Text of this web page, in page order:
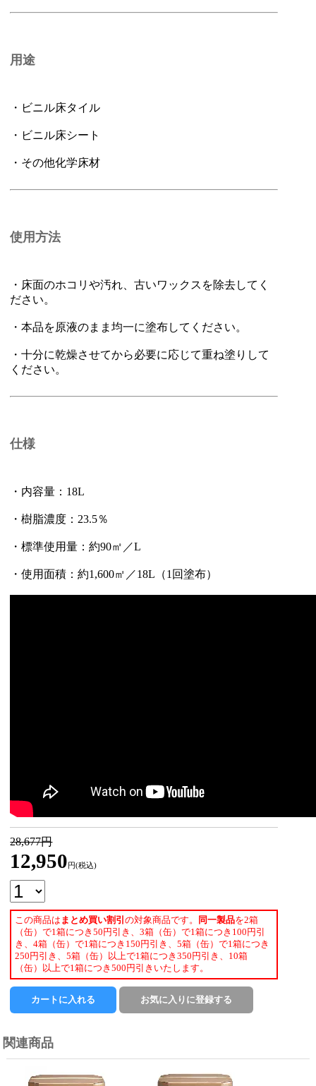
用途
・ビニル床タイル
・ビニル床シート
・その他化学床材
使用方法
・床面のホコリや汚れ、古いワックスを除去してく
ださい。
・本品を原液のまま均一に塗布してください。
・十分に乾燥させてから必要に応じて重ね塗りして
ください。
仕様
・内容量：18L
・樹脂濃度：23.5％
・標準使用量：約90㎡／L
・使用面積：約1,600㎡／18L（1回塗布）
28,677円
12,950 円(税込)
この商品は まとめ買い割引の対象商品です。 同一製品を2箱
（缶）で1箱につき50円引き、3箱（缶）で1箱につき100円引
き、4箱（缶）で1箱につき150円引き、5箱（缶）で1箱につき
250円引き、5箱（缶）以上で1箱につき350円引き、10箱
（缶）以上で1箱につき500円引きいたします。
関連商品